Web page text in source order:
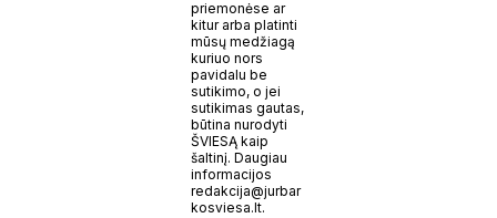
priemonėse ar
kitur arba platinti
mūsų medžiagą
kuriuo nors
pavidalu be
sutikimo, o jei
sutikimas gautas,
būtina nurodyti
ŠVIESĄ kaip
šaltinį. Daugiau
informacijos
redakcija@jurbar
kosviesa.lt.